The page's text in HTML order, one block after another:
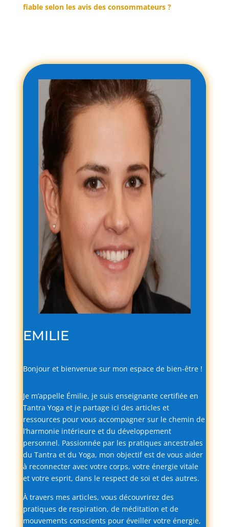
fiable selon les avis des consommateurs ?
EMILIE
Bonjour et bienvenue sur mon espace de bien-être !
Je m’appelle Émilie, je suis enseignante certifiée en
Tantra Yoga et je partage ici des articles et
ressources pour vous accompagner sur le chemin de
l’harmonie intérieure et du développement
personnel. Passionnée par les pratiques ancestrales
du Tantra et du Yoga, mon objectifest de vous aider
à reconnecter avec votre corps, votre énergie vitale
et votre esprit, dans le respect de soi et des autres.
À travers mes articles, vous découvrirez des
pratiques de respiration, de méditation et de
mouvements conscients pour éveiller votre énergie,